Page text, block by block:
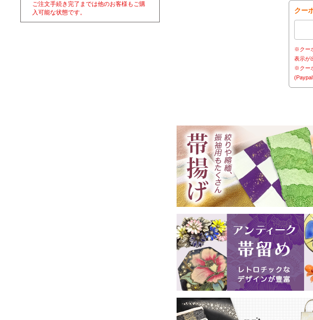
ご注文手続き完了までは他のお客様もご購
入可能な状態です。
クー
※クー
表示が
※クー